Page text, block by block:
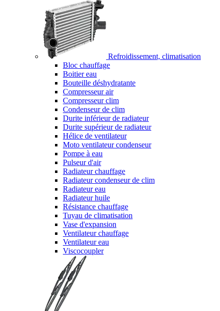
Refroidissement, climatisation
Bloc chauffage
Boitier eau
Bouteille déshydratante
Compresseur air
Compresseur clim
Condenseur de clim
Durite inférieur de radiateur
Durite supérieur de radiateur
Hélice de ventilateur
Moto ventilateur condenseur
Pompe à eau
Pulseur d'air
Radiateur chauffage
Radiateur condenseur de clim
Radiateur eau
Radiateur huile
Résistance chauffage
Tuyau de climatisation
Vase d'expansion
Ventilateur chauffage
Ventilateur eau
Viscocoupler